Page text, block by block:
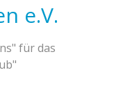
e.V.
für das